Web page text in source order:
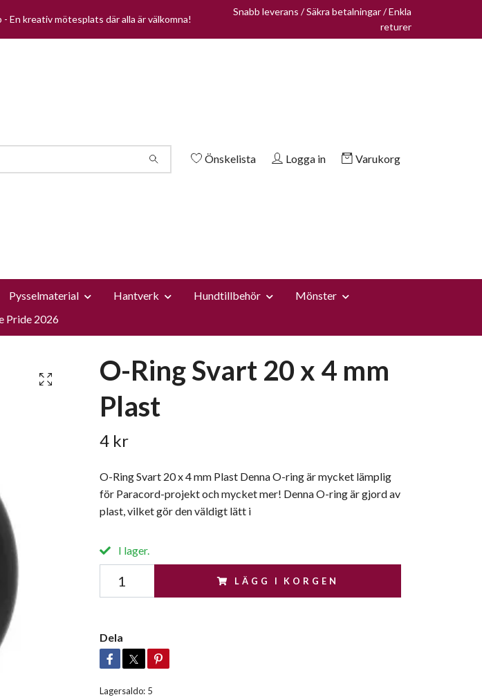
En kreativ mötesplats där alla är välkomna!
Snabb leverans / Säkra betalningar / Enkla
returer
Önskelista Logga in Varukorg
Pysselmaterial Hantverk Hundtillbehör
Mönster
Pride 2026
O-Ring Svart 20 x 4 mm
Plast
4 kr
O-Ring Svart 20 x 4 mm Plast Denna O-ring är mycket lämplig
för Paracord-projekt och mycket mer! Denna O-ring är gjord av
plast, vilket gör den väldigt lätt i
I lager.
LÄGG I KORGEN
Dela
Lagersaldo: 5